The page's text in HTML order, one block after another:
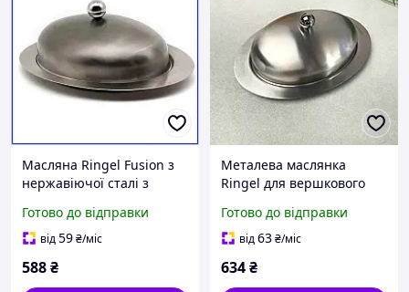
Масляна Ringel Fusion з
нержавіючої сталі з
вершкового масла та
сиру срібляста
Готово до відправки
від59₴/міс
588₴
Металева маслянка
Ringel для вершкового
Австрія
Готово до відправки
від63₴/міс
634₴